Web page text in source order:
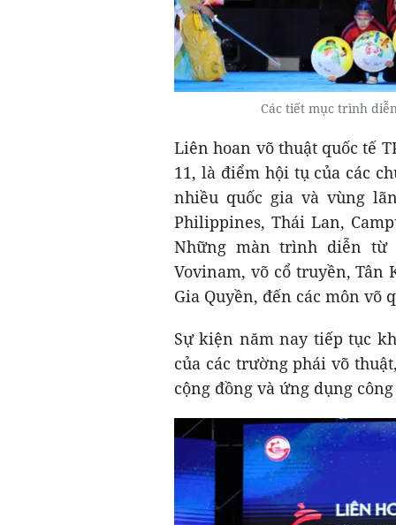
Các tiết mục trình
Liên hoan võ thuật quốc tế
11, là điểm hội tụ của các
nhiều quốc gia và vùng
Philippines, Thái Lan,
Những màn trình diễn từ
Vovinam, võ cổ truyền, Tân
Gia Quyền, đến các môn
Sự kiện năm nay tiếp tục
của các trường phái võ
cộng đồng và ứng dụng